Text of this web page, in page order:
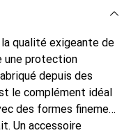
qualité exigeante de
une protection
depuis des
le complément idéal
des formes finement
Un accessoire